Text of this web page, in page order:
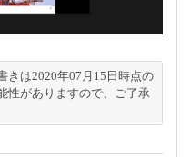
きは2020年07月15日時点の
性がありますので、ご了承